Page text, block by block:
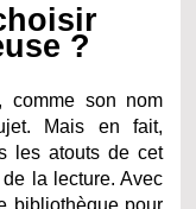
?
comme son nom
Mais en fait,
les atouts de cet
la lecture. Avec